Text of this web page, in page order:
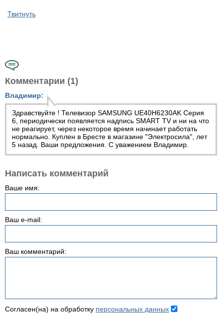
Твитнуть
Комментарии (1)
Владимир:
Здравствуйте ! Телевизор SAMSUNG UE40H6230AK Серия
6, периодически появляется надпись SMART TV и ни на что
не реагирует, через некоторое время начинает работать
нормально. Куплен в Бресте в магазине "Электросила", лет
5 назад. Ваши предложения. С уважением Владимир.
Написать комментарий
Ваше имя:
Ваш e-mail:
Ваш комментарий:
Согласен(на) на обработку персональных данных